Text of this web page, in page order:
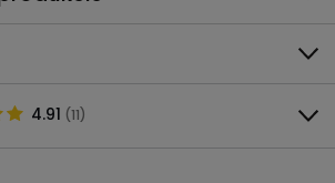
4.91 (11)